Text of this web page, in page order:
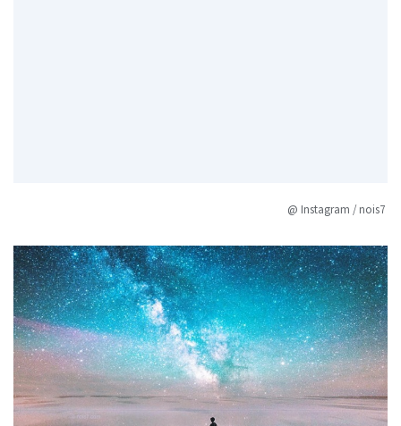
@ Instagram / nois7